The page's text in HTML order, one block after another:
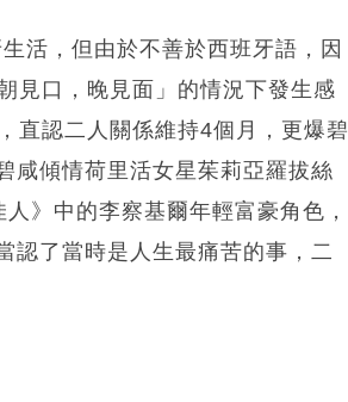
活，但由於不善於西班牙語，因
見口，晚見面」的情況下發生感
直認二人關係維持4個月，更爆碧
咸傾情荷里活女星茱莉亞羅拔絲
》中的李察基爾年輕富豪角色，
認了當時是人生最痛苦的事，二